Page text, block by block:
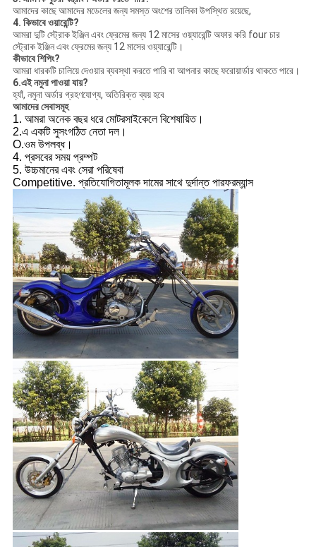
আমাদের কাছে আমাদের মডেলের জন্য সমস্ত অংশের তালিকা উপস্থিত রয়েছে,
4. কিভাবে ওয়ারেন্টি?
আমরা দুটি স্ট্রোক ইঞ্জিন এবং ফ্রেমের জন্য 12 মাসের ওয়্যারেন্টি অফার করি four চার
স্ট্রোক ইঞ্জিন এবং ফ্রেমের জন্য 12 মাসের ওয়্যারেন্টি।
কীভাবে শিপিং?
আমরা ধারকটি চালিয়ে দেওয়ার ব্যবস্থা করতে পারি বা আপনার কাছে ফরোয়ার্ডার থাকতে পারে।
6.এই নমুনা পাওয়া যায়?
হ্যাঁ, নমুনা অর্ডার গ্রহণযোগ্য, অতিরিক্ত ব্যয় হবে
আমাদের সেবাসমূহ
1. আমরা অনেক বছর ধরে মোটরসাইকেলে বিশেষায়িত।
2.এ একটি সুসংগঠিত নেতা দল।
O.ওম উপলব্ধ।
4. প্রসবের সময় প্রম্পট
5. উচ্চমানের এবং সেরা পরিষেবা
Competitive. প্রতিযোগিতামূলক দামের সাথে দুর্দান্ত পারফরম্যান্স